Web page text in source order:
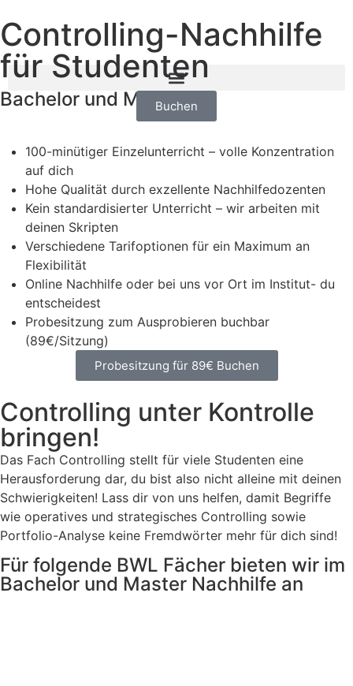
Buchen
Controlling-Nachhilfe
für Studenten
Bachelor und Master
100-minütiger Einzelunterricht – volle Konzentration
auf dich
Hohe Qualität durch exzellente Nachhilfedozenten
Kein standardisierter Unterricht – wir arbeiten mit
deinen Skripten
Verschiedene Tarifoptionen für ein Maximum an
Flexibilität
Online Nachhilfe oder bei uns vor Ort im Institut- du
entscheidest
Probesitzung zum Ausprobieren buchbar
(89€/Sitzung)
Probesitzung für 89€ Buchen
Controlling unter Kontrolle
bringen!
Das Fach Controlling stellt für viele Studenten eine
Herausforderung dar, du bist also nicht alleine mit deinen
Schwierigkeiten! Lass dir von uns helfen, damit Begriffe
wie operatives und strategisches Controlling sowie
Portfolio-Analyse keine Fremdwörter mehr für dich sind!
Für folgende BWL Fächer bieten wir im
Bachelor und Master Nachhilfe an